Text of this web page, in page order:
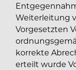
Weiterleitung
Vorgesetzten
korrekte
erteilt wurde